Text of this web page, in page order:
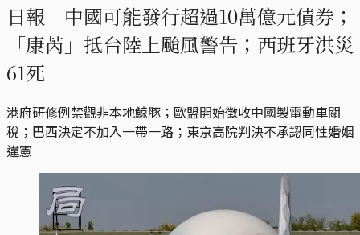
日報｜中國可能發行超過10萬億元債券；
「康芮」抵台陸上颱風警告；西班牙洪災
61死
港府研修例禁觀非本地鯨豚；歐盟開始徵收中國製電動車關
稅；巴西決定不加入一帶一路；東京高院判決不承認同性婚姻
違憲